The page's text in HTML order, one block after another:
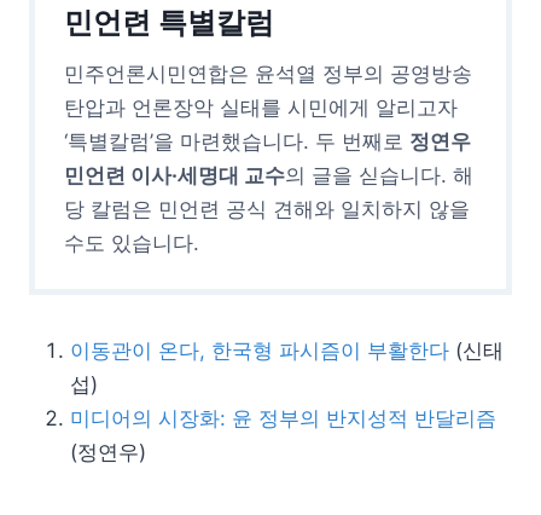
민언련 특별칼럼
민주언론시민연합은 윤석열 정부의 공영방송
탄압과 언론장악 실태를 시민에게 알리고자
‘특별칼럼’을 마련했습니다. 두 번째로 정연우
민언련 이사·세명대 교수의 글을 싣습니다. 해
당 칼럼은 민언련 공식 견해와 일치하지 않을
수도 있습니다.
이동관이 온다, 한국형 파시즘이 부활한다 (신태
섭)
미디어의 시장화: 윤 정부의 반지성적 반달리즘
(정연우)